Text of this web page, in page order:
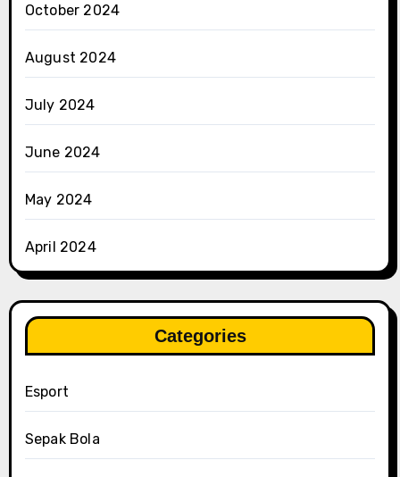
October 2024
August 2024
July 2024
June 2024
May 2024
April 2024
Categories
Esport
Sepak Bola